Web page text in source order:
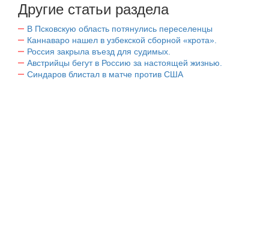
Другие статьи раздела
В Псковскую область потянулись переселенцы
Каннаваро нашел в узбекской сборной «крота».
Россия закрыла въезд для судимых.
Австрийцы бегут в Россию за настоящей жизнью.
Синдаров блистал в матче против США